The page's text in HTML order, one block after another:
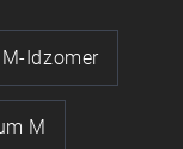
M-Idzomer
M